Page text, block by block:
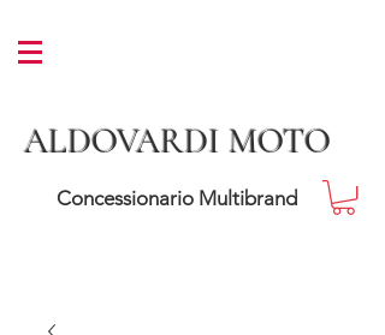
ALDOVARDI MOTO
Concessionario Multibrand